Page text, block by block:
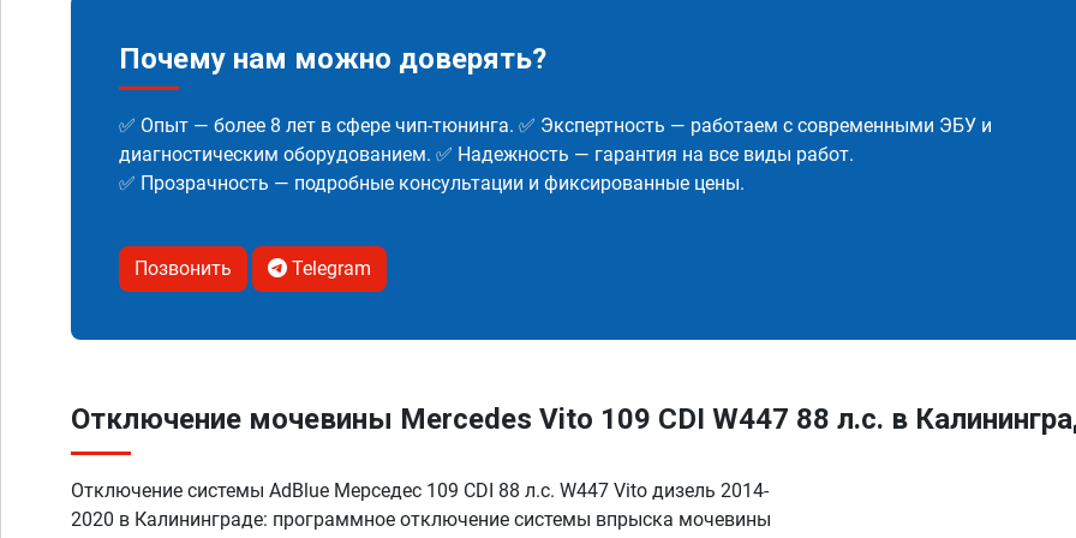
Почему нам можно доверять?
✅ Опыт — более 8 лет в сфере чип-тюнинга. ✅ Экспертность — работаем с современными ЭБУ и
диагностическим оборудованием. ✅ Надежность — гарантия на все виды работ.
✅ Прозрачность — подробные консультации и фиксированные цены.
Позвонить Telegram
Отключение мочевины Mercedes Vito 109 CDI W447 88 л.с. в
Отключение системы AdBlue Мерседес 109 CDI 88 л.с. W447 Vito дизель 2014-
2020 в Калининграде: программное отключение системы впрыска мочевины